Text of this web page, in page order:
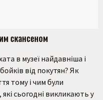
скансеном
в музеї найдавніша і
від покутян? Як
тому і чим були
які сьогодні викликають у